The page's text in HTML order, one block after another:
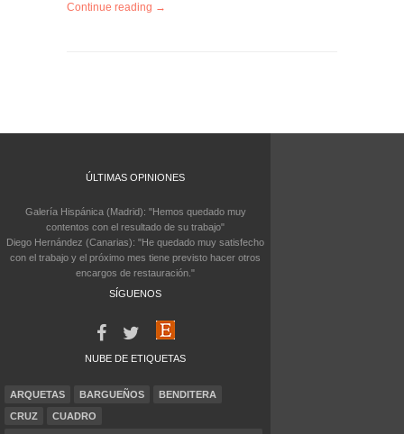
Continue reading →
ÚLTIMAS OPINIONES
Galería Hispánica (Madrid): "Hemos quedado muy
contentos con el resultado de su trabajo"
Diego Hernández (Canarias): "He quedado muy satisfecho
con el trabajo y el próximo mes tiene previsto hacer otros
encargos de restauración."
SÍGUENOS
NUBE DE ETIQUETAS
ARQUETAS BARGUEÑOS
BENDITERA
CRUZ
CUADRO